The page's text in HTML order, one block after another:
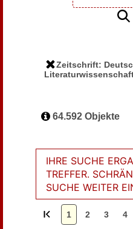
Zeitschrift:
64.592 Objekte
IHRE SUCHE
TREFFER.
SUCHE WEITER
1 2 3 4